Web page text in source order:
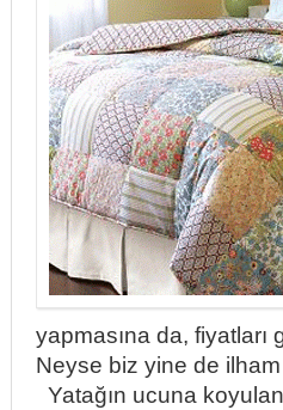
yapmasına da,
Neyse biz yine de
Yatağın ucuna